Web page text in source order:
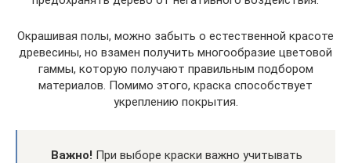
Окрашивая полы, можно забыть о естественной красоте
древесины, но взамен получить многообразие цветовой
гаммы, которую получают правильным подбором
материалов. Помимо этого, краска способствует
укреплению покрытия.
Важно! При выборе краски важно учитывать